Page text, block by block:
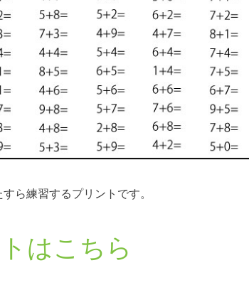
ら練習するプリントです。
はこちら